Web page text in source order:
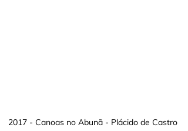
2017 - Canoas no Abunã - Plácido de Castro